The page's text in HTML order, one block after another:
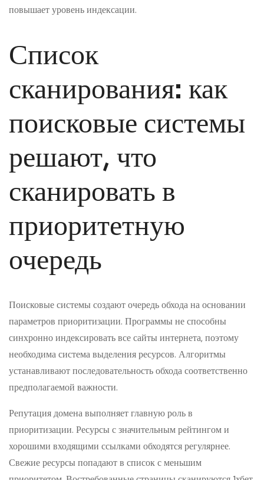
повышает уровень индексации.
Список
сканирования: как
поисковые системы
решают, что
сканировать в
приоритетную
очередь
Поисковые системы создают очередь обхода на основании
параметров приоритизации. Программы не способны
синхронно индексировать все сайты интернета, поэтому
необходима система выделения ресурсов. Алгоритмы
устанавливают последовательность обхода соответственно
предполагаемой важности.
Репутация домена выполняет главную роль в
приоритизации. Ресурсы с значительным рейтингом и
хорошими входящими ссылками обходятся регулярнее.
Свежие ресурсы попадают в список с меньшим